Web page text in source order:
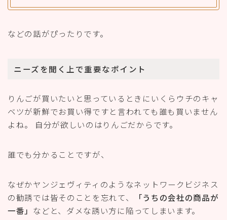
などの話がぴったりです。
ニーズを聞く上で重要なポイント
りんごが買いたいと思っているときにいくらウチのキャ
ベツが新鮮でお買い得ですと言われても誰も買いません
よね。 自分が欲しいのはりんごだからです。
誰でも分かることですが、
なぜかヤンジェヴィティのようなネットワークビジネス
の勧誘では皆そのことを忘れて、
「うちの会社の商品が
一番」 などと、ダメな誘い方に陥ってしまいます。